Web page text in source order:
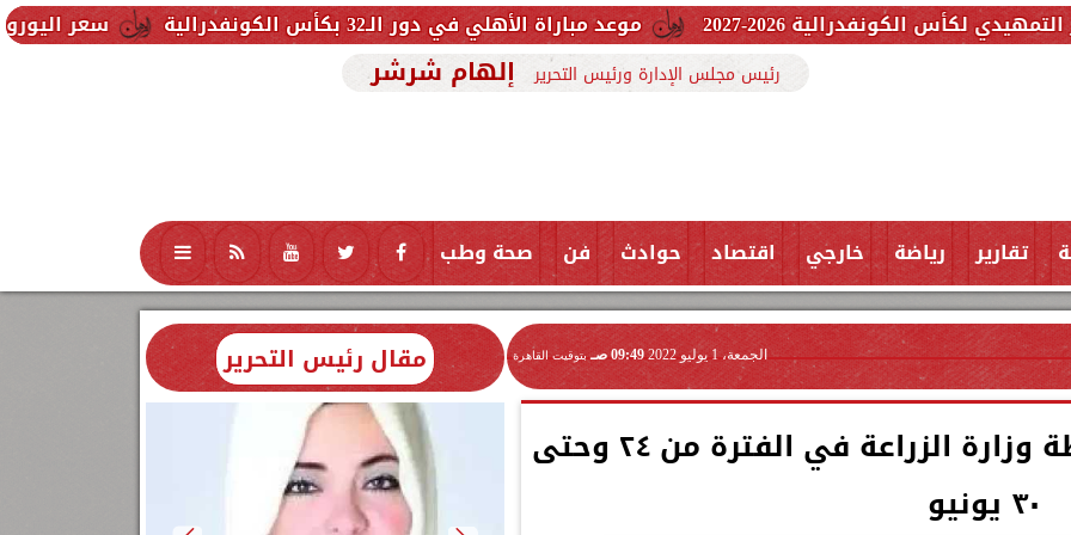
سعر اليورو اليوم الخميس 6 أغسطس 2026 في البنوك.. تحديث لحظي موعد مباراة الأهلي في دور الـ32 بكأس الكونفدرالية 2026-2027
رئيس مجلس الإدارة ورئيس التحرير إلهام شرشر
تقارير رياضة خارجي اقتصاد حوادث فن صحة وطب تكنولوجيا منوعات محافظات
الجمعة، 1 يوليو 2022 09:49 صـ بتوقيت القاهرة
نشرة الحصاد رقم ٩٧ لأنشطة وزارة الزراعة في الفترة من ٢٤ وحتى
٣٠ يونيو
مقال رئيس التحرير